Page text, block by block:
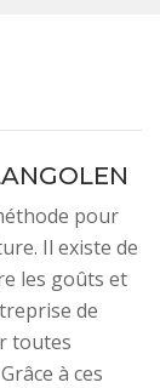
pour
Il existe de
les goûts et
de
toutes
à ces